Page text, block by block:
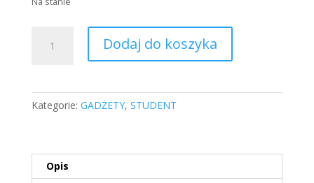
długopis
Dodaj do koszyka
Kategorie: GADŻETY, STUDENT
Opis